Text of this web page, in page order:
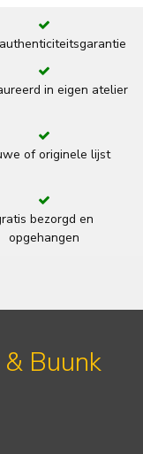
in eigen atelier
of originele lijst
bezorgd en
opgehangen
Buunk